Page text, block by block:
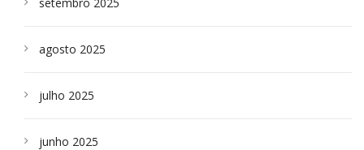
agosto 2025
julho 2025
junho 2025